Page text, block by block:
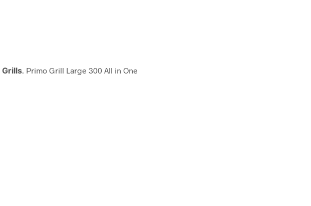
Grills . Primo Grill Large 300 All in One